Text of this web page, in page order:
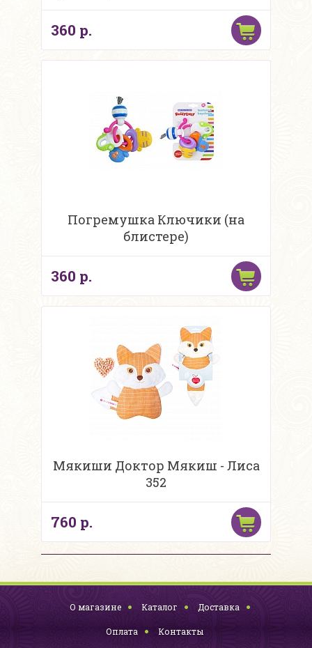
360 р.
Погремушка Ключики (на
блистере)
360 р.
Мякиши Доктор Мякиш - Лиса
352
760 р.
О магазине Каталог Доставка
Оплата Контакты